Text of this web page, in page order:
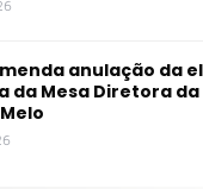
anulação da
da Mesa Diretora